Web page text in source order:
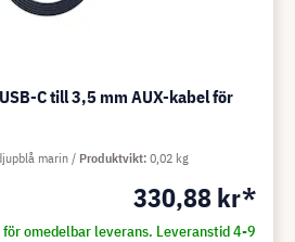
C till 3,5 mm AUX-kabel för
330,88 kr*
omedelbar leverans. Leveranstid 4-9
marin Produktvikt 0,02 kg